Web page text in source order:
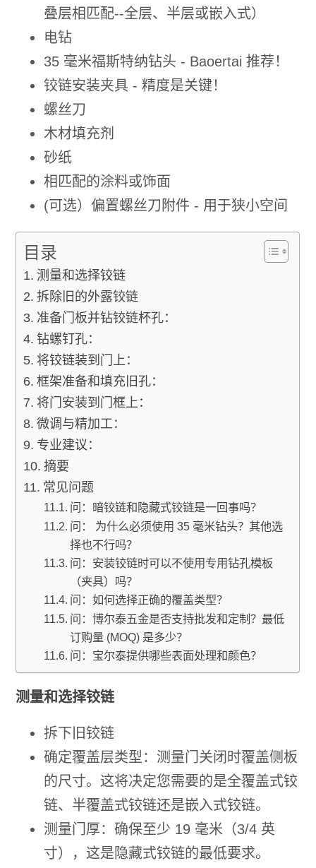
叠层相匹配--全层、半层或嵌入式）
电钻
35 毫米福斯特纳钻头 - Baoertai 推荐！
铰链安装夹具 - 精度是关键！
螺丝刀
木材填充剂
砂纸
相匹配的涂料或饰面
(可选）偏置螺丝刀附件 - 用于狭小空间
目录
测量和选择铰链
拆除旧的外露铰链
准备门板并钻铰链杯孔：
钻螺钉孔：
将铰链装到门上：
框架准备和填充旧孔：
将门安装到门框上：
微调与精加工：
专业建议：
摘要
常见问题
问：暗铰链和隐藏式铰链是一回事吗？
问： 为什么必须使用 35 毫米钻头？其他选
择也不行吗？
问：安装铰链时可以不使用专用钻孔模板
（夹具）吗？
问：如何选择正确的覆盖类型？
问：博尔泰五金是否支持批发和定制？最低
订购量 (MOQ) 是多少？
问：宝尔泰提供哪些表面处理和颜色？
测量和选择铰链
拆下旧铰链
确定覆盖层类型：测量门关闭时覆盖侧板
的尺寸。这将决定您需要的是全覆盖式铰
链、半覆盖式铰链还是嵌入式铰链。
测量门厚：确保至少 19 毫米（3/4 英
寸），这是隐藏式铰链的最低要求。